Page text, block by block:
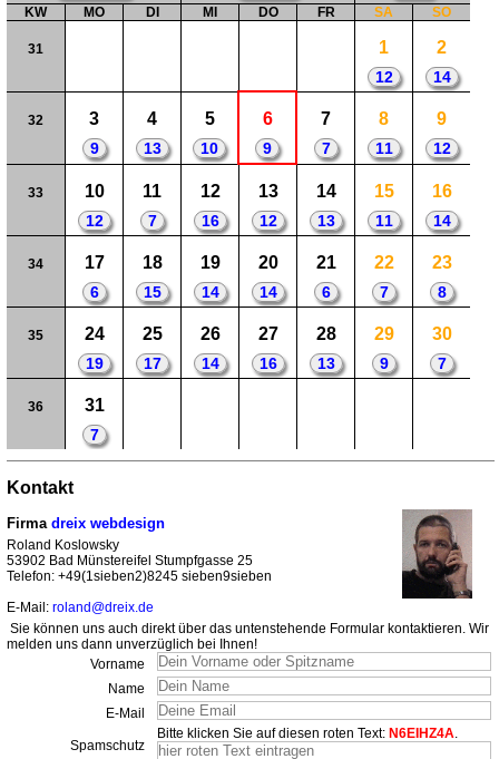
KW MO DI MI DO FR SA SO
31 1
12
2
14
32 3
9
4
13
5
10
6
9
7
7
8
11
9
12
33 10
12
11
7
12
16
13
12
14
13
15
11
16
14
34 17
6
18
15
19
14
20
14
21
6
22
7
23
8
35 24
19
25
17
26
14
27
16
28
13
29
9
30
7
36 31
7
Kontakt
Firma dreix webdesign
Roland Koslowsky
53902 Bad Münstereifel Stumpfgasse 25
Telefon: +49(1sieben2)8245 sieben9sieben
E-Mail: roland@dreix.de
Sie können uns auch direkt über das untenstehende Formular kontaktieren. Wir
melden uns dann unverzüglich bei Ihnen!
Vorname
Name
E-Mail
Spamschutz
Bitte klicken Sie auf diesen roten Text: N6EIHZ4A.